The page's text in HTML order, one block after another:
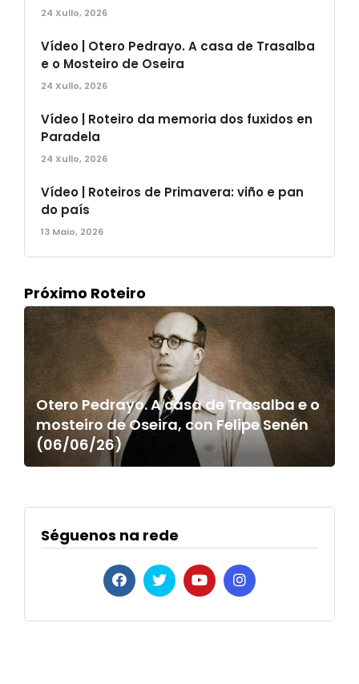
24 Xullo, 2026
Vídeo | Otero Pedrayo. A casa de Trasalba
e o Mosteiro de Oseira
24 Xullo, 2026
Vídeo | Roteiro da memoria dos fuxidos en
Paradela
24 Xullo, 2026
Vídeo | Roteiros de Primavera: viño e pan
do país
13 Maio, 2026
Próximo Roteiro
Otero Pedrayo. A casa de Trasalba e o
mosteiro de Oseira, con Felipe Senén
(06/06/26)
Séguenos na rede